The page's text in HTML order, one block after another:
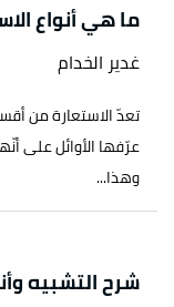
ما هي أنواع
غدير الخدام
تعدّ الاستعارة من
عرّفها الأوائل على
وهذا...
شرح التشبيه